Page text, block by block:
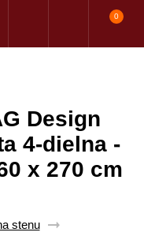
0
Design
4-dielna -
x 270 cm
stenu